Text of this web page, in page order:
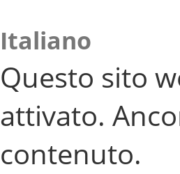
Italiano
Questo sito
attivato.
contenuto.